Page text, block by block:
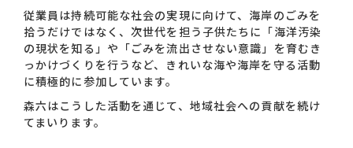
従業員は持続可能な社会の実現に向けて、海岸のごみを
拾うだけではなく、次世代を担う子供たちに「海洋汚染
の現状を知る」や「ごみを流出させない意識」を育むき
っかけづくりを行うなど、きれいな海や海岸を守る活動
に積極的に参加しています。
森六はこうした活動を通じて、地域社会への貢献を続け
てまいります。